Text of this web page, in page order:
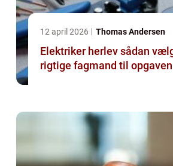
12 april 2026 Thomas Andersen
Elektriker herlev sådan vælger du den
rigtige fagmand til opgaven